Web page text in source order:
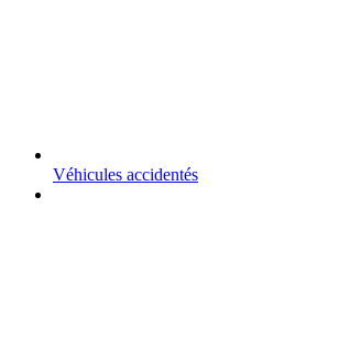
Véhicules accidentés